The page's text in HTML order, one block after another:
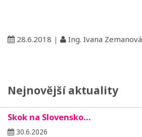
28.6.2018 | Ing. Ivana Zemanová
Nejnovější aktuality
Skok na Slovensko…
30.6.2026